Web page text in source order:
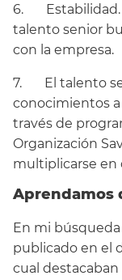
6. Estabilidad.
talento senior
con la empresa.
7. El talento
conocimientos a
través de
Organización
multiplicarse en
Aprendamos
En mi
publicado en el
cual